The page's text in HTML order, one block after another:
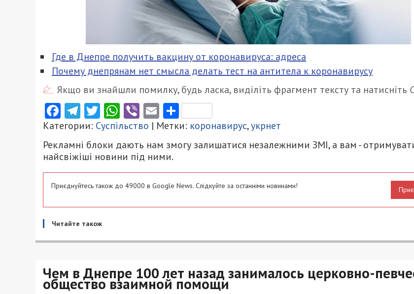
Где в Днепре получить вакцину от коронавируса: адреса
Почему днепрянам нет смысла делать тест на антитела к коронавирусу
Якщо ви знайшли помилку, будь ласка, виділіть фрагмент тексту та натисніть
Facebook
Telegram
Twitter
WhatsApp
ViberEmailПоділитися
Категории: Суспільство | Метки: коронавирус,укрнет
Рекламні блоки дають нам змогу залишатися незалежними ЗМІ, а вам -
найсвіжіші новини під ними.
Приєднуйтесь також до 49000 в Google News. Слідкуйте за останніми новинами!
Читайте також
Чем в Днепре 100 лет назад занималось церковно-
общество взаимной помощи